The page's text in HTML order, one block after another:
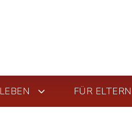
FÜR ELTERN